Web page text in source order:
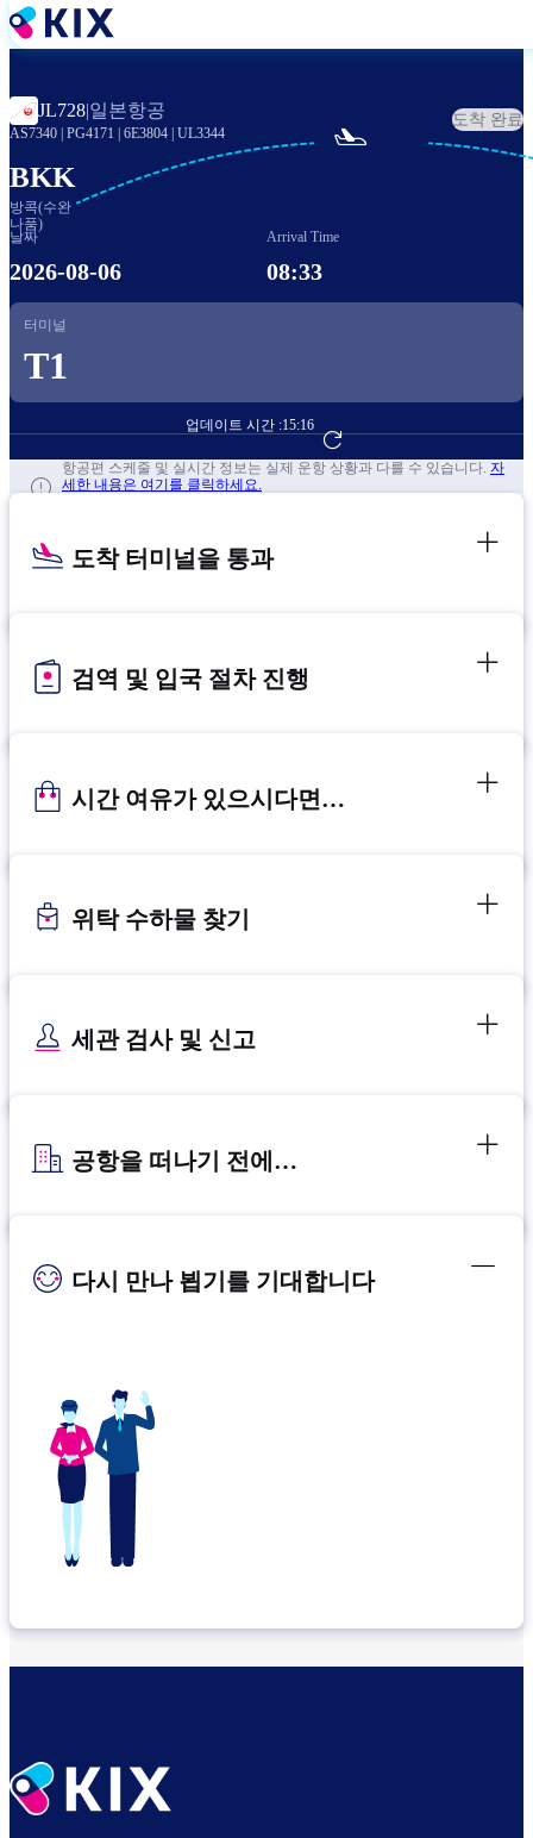
주
요
텐
츠
건
뛰
기
JL728|일본항공
AS7340 PG4171 6E3804 UL3344
도착 완료
BKK
방콕(수완
나품)

날짜
2026-08-06
Arrival Time
08:33
터미널
T1
업데이트 시간 :15:16
항공편 예약하기
항공편 스케줄 및 실시간 정보는 실제 운항 상황과 다를 수 있습니다. 자
세한 내용은 여기를 클릭하세요.
도착 터미널을 통과
검역 및 입국 절차 진행
시간 여유가 있으시다면…
위탁 수하물 찾기
세관 검사 및 신고
공항을 떠나기 전에…
다시 만나 뵙기를 기대합니다